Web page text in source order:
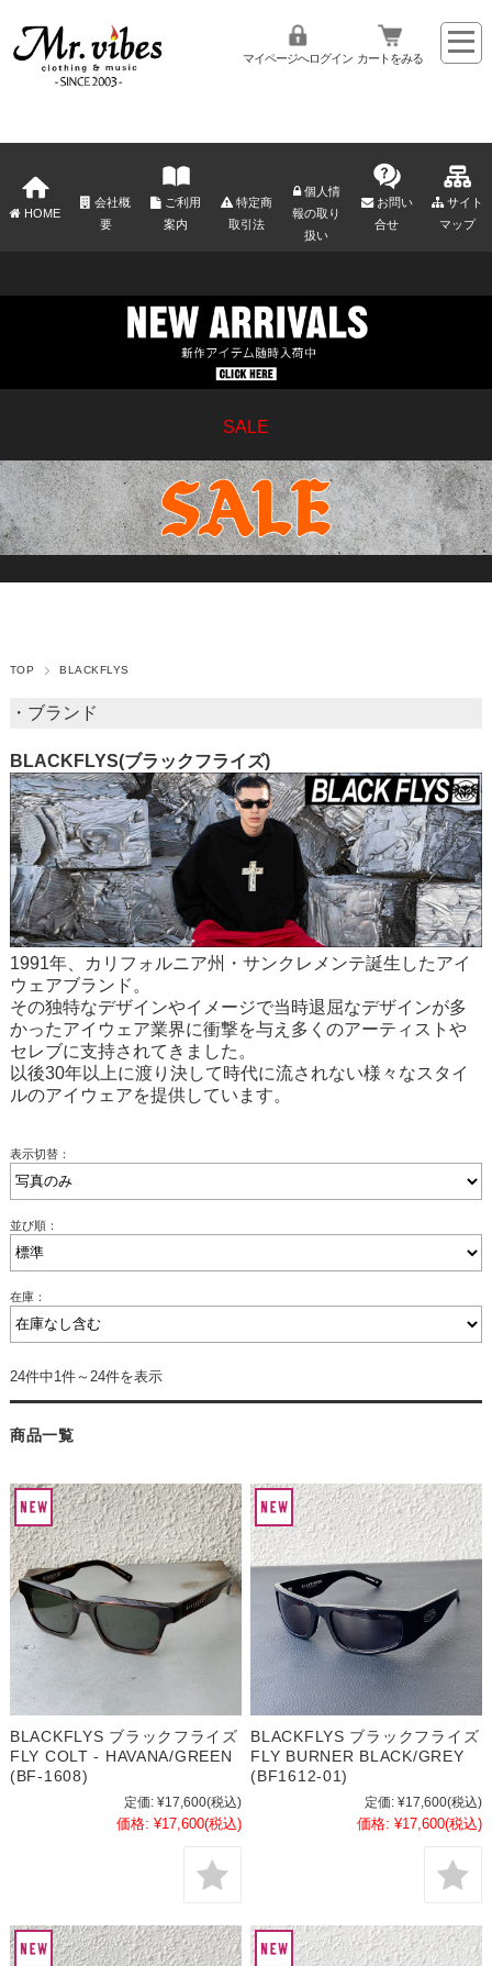
マイページへログイン カートをみる
HOME
会社概
要
ご利用
案内
特定商
取引法
個人情
報の取り
扱い
お問い
合せ
サイト
マップ
SALE
TOP BLACKFLYS
・ブランド
BLACKFLYS(ブラックフライズ)
1991年、カリフォルニア州・サンクレメンテ誕生したアイ
ウェアブランド。
その独特なデザインやイメージで当時退屈なデザインが多
かったアイウェア業界に衝撃を与え多くのアーティストや
セレブに支持されてきました。
以後30年以上に渡り決して時代に流されない様々なスタイ
ルのアイウェアを提供しています。
表示切替：
並び順：
在庫：
24件中1件～24件を表示
商品一覧
BLACKFLYS ブラックフライズ
FLY COLT - HAVANA/GREEN
(BF-1608)
定価: ¥17,600(税込)
価格: ¥17,600(税込)
BLACKFLYS ブラックフライズ
FLY BURNER BLACK/GREY
(BF1612-01)
定価: ¥17,600(税込)
価格: ¥17,600(税込)